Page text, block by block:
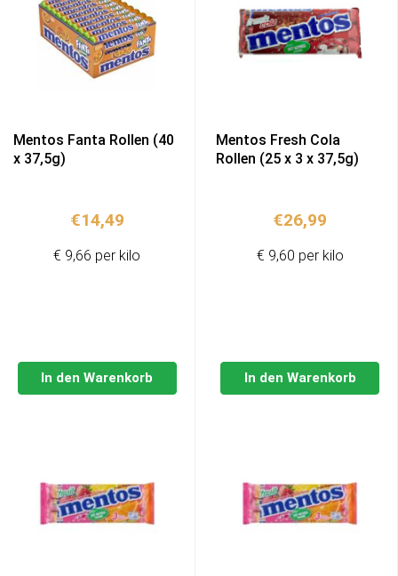
Mentos Fanta Rollen (40
x 37,5g)
€14,49
In den Warenkorb
€ 9,66 per kilo
Mentos Fresh Cola
Rollen (25 x 3 x 37,5g)
€26,99
In den Warenkorb
€ 9,60 per kilo